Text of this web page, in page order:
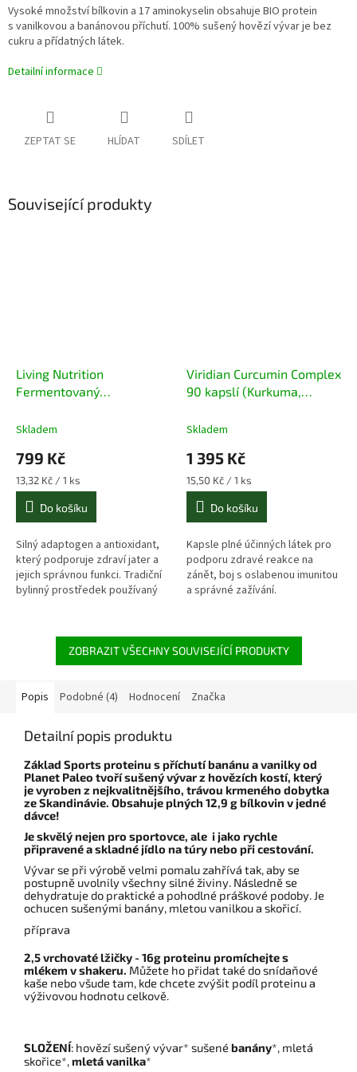
Vysoké množství bílkovin a 17 aminokyselin obsahuje BIO protein
s vanilkovou a banánovou příchutí. 100% sušený hovězí vývar je bez
cukru a přídatných látek.
Detailní informace
ZEPTAT SE HLÍDAT SDÍLET
Související produkty
Living Nutrition
Fermentovaný
60 kapslí
Skladem
799 Kč
Měrná
cena:
13,32 Kč / 1 ks
Do košíku
Silný adaptogen a antioxidant,
který podporuje zdraví jater a
jejich správnou funkci. Tradiční
bylinný prostředek používaný
Viridian Curcumin Complex
90 kapslí (Kurkuma,
Skladem
1 395 Kč
Měrná
cena:
15,50 Kč / 1 ks
Do košíku
Kapsle plné účinných látek pro
podporu zdravé reakce na
zánět, boj s oslabenou imunitou
a správné zažívání.
ZOBRAZIT VŠECHNY SOUVISEJÍCÍ PRODUKTY
Popis Podobné (4) Hodnocení Značka
Detailní popis produktu
Základ Sports proteinu s příchutí banánu a vanilky od
Planet Paleo tvoří sušený vývar z hovězích kostí, který
je vyroben z nejkvalitnějšího, trávou krmeného dobytka
ze Skandinávie. Obsahuje plných 12,9 g bílkovin v jedné
dávce!
Je skvělý nejen pro sportovce, ale i jako rychle
připravené a skladné jídlo na túry nebo při cestování.
Vývar se při výrobě velmi pomalu zahřívá tak, aby se
postupně uvolnily všechny silné živiny. Následně se
dehydratuje do praktické a pohodlné práškové podoby. Je
ochucen sušenými banány, mletou vanilkou a skořicí.
příprava
2,5 vrchovaté lžičky - 16g proteinu promíchejte s
mlékem v shakeru. Můžete ho přidat také do snídaňové
kaše nebo všude tam, kde chcete zvýšit podíl proteinu a
výživovou hodnotu celkově.
SLOŽENÍ: hovězí sušený vývar* sušené banány*, mletá
skořice*, mletá vanilka*